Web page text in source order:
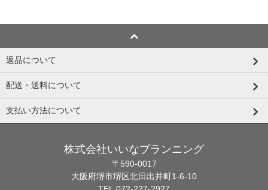
返品について
配送・送料について
支払い方法について
株式会社いいなプランニング
〒590-0017
大阪府堺市堺区北田出井町1-6-10